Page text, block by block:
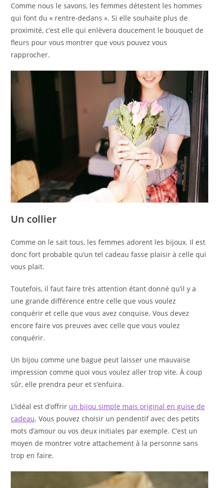
Comme nous le savons, les femmes détestent les hommes
qui font du « rentre-dedans ». Si elle souhaite plus de
proximité, c’est elle qui enlèvera doucement le bouquet de
fleurs pour vous montrer que vous pouvez vous
rapprocher.
Un collier
Comme on le sait tous, les femmes adorent les bijoux. Il est
donc fort probable qu’un tel cadeau fasse plaisir à celle qui
vous plait.
Toutefois, il faut faire très attention étant donné qu’il y a
une grande différence entre celle que vous voulez
conquérir et celle que vous avez conquise. Vous devez
encore faire vos preuves avec celle que vous voulez
conquérir.
Un bijou comme une bague peut laisser une mauvaise
impression comme quoi vous voulez aller trop vite. À coup
sûr, elle prendra peur et s’enfuira.
L’idéal est d’offrir un bijou simple mais original en guise de
cadeau. Vous pouvez choisir un pendentif avec des petits
mots d’amour ou vos deux initiales par exemple. C’est un
moyen de montrer votre attachement à la personne sans
trop en faire.